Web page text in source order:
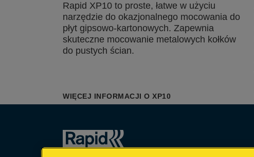
Rapid XP10 to proste, łatwe w użyciu
narzędzie do okazjonalnego mocowania do
płyt gipsowo-kartonowych. Zapewnia
skuteczne mocowanie metalowych kołków
do pustych ścian.
WIĘCEJ INFORMACJI O XP10